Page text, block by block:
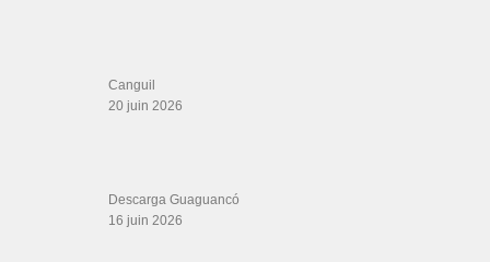
Canguil
20 juin 2026
Descarga Guaguancó
16 juin 2026